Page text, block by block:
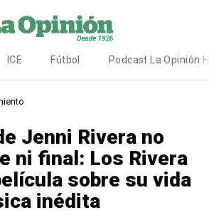
ICE Fútbol Podcast La Opinión
Jenni Rivera no
ni final: Los Rivera
sobre su vida
inédita